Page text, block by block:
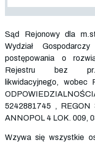
Sąd Rejonowy dla
Wydział
postępowania o
Rejestru bez
likwidacyjnego,
5242881745 , REGON
ANNOPOL 4 LOK. 009,
Wzywa się wszystkie